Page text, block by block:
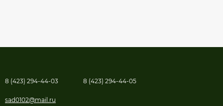
8 (423) 294-44-03 8 (423) 294-44-05
sad0102@mail.ru